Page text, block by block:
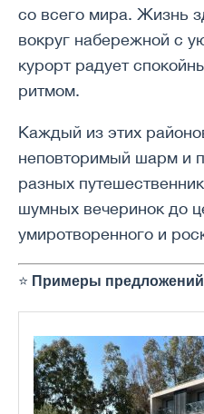
со всего мира. Жизнь
вокруг набережной с
курорт радует
ритмом.
Каждый из этих
неповторимый шарм и
разных
шумных вечеринок до
умиротворенного и
⭐ Примеры